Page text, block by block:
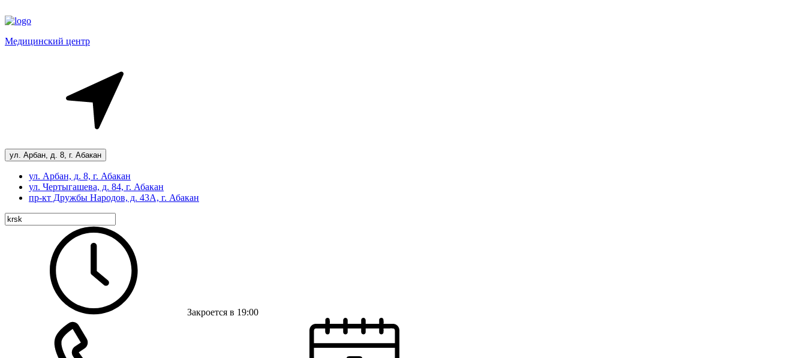
Медицинский центр
ул. Арбан, д. 8, г. Абакан
ул. Арбан, д. 8, г. Абакан
ул. Чертыгашева, д. 84, г. Абакан
пр-кт Дружбы Народов, д. 43А, г. Абакан
Закроется в 19:00